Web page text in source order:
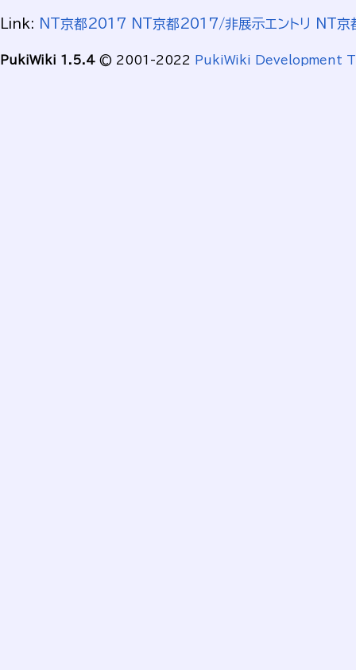
Link: NT京都2017 NT京都2017/非展示エントリ NT京
PukiWiki 1.5.4 © 2001-2022 PukiWiki Development